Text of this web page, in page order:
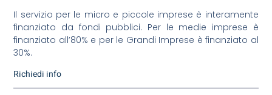
Il servizio per le micro e piccole imprese è interamente
finanziato da fondi pubblici. Per le medie imprese è
finanziato all’80% e per le Grandi Imprese è finanziato al
30%.
Richiedi info